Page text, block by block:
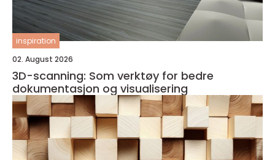
inspiration
02. August 2026
3D-scanning: Som verktøy for bedre
dokumentasjon og visualisering